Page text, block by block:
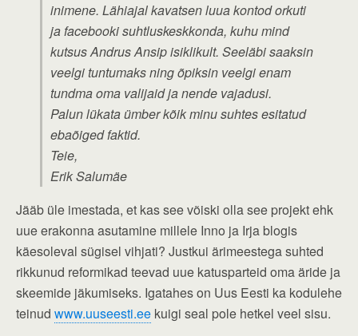
inimene. Lähiajal kavatsen luua kontod orkuti
ja facebooki suhtluskeskkonda, kuhu mind
kutsus Andrus Ansip isiklikult. Seeläbi saaksin
veelgi tuntumaks ning õpiksin veelgi enam
tundma oma valijaid ja nende vajadusi.
Palun lükata ümber kõik minu suhtes esitatud
ebaõiged faktid.
Teie,
Erik Salumäe
Jääb üle imestada, et kas see võiski olla see projekt ehk
uue erakonna asutamine millele Inno ja Irja blogis
käesoleval sügisel vihjati? Justkui ärimeestega suhted
rikkunud reformikad teevad uue katusparteid oma äride ja
skeemide jäkumiseks. Igatahes on Uus Eesti ka kodulehe
teinud www.uuseesti.ee kuigi seal pole hetkel veel sisu.